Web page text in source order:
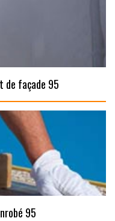
de façade 95
95